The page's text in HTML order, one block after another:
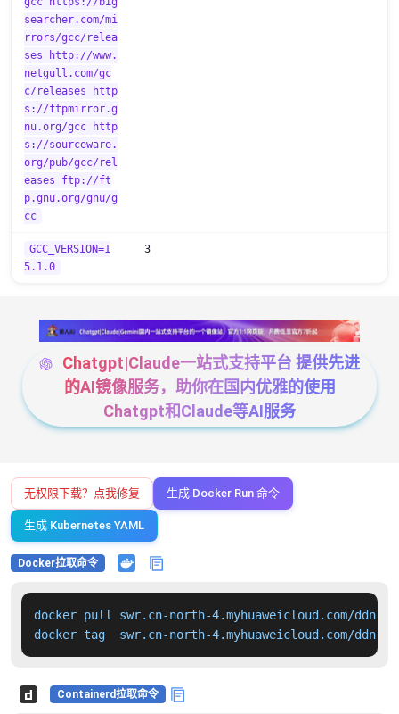
searcher.com/mi
rrors/gcc/relea
ses http://www.
netgull.com/gc
c/releases http
s://ftpmirror.g
nu.org/gcc http
s://sourceware.
org/pub/gcc/rel
eases ftp://ft
p.gnu.org/gnu/g
cc
GCC_VERSION=1
5.1.0
3
Chatgpt|Claude一站式支持平台 提供先进
的AI镜像服务，助你在国内优雅的使用
Chatgpt和Claude等AI服务
无权限下载？点我修复 生成 Docker Run 命令
生成 Kubernetes YAML
Docker拉取命令
docker pull swr.cn-north-4.myhuaweicloud.com/ddn-
docker tag  swr.cn-north-4.myhuaweicloud.com/
Containerd拉取命令